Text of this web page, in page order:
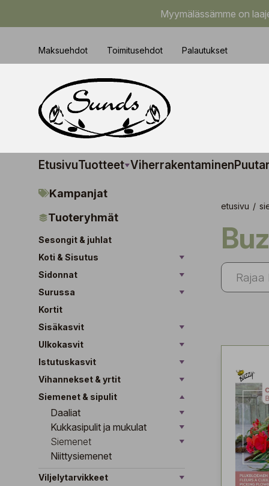
Myymälässämme on
Maksuehdot Toimitusehdot Palautukset
EtusivuTuotteet Viherrakentaminen
Kampanjat
Tuoteryhmät
Sesongit & juhlat
Koti & Sisutus
Sidonnat
Surussa
Kortit
Sisäkasvit
Ulkokasvit
Istutuskasvit
Vihannekset & yrtit
Siemenet & sipulit
Daaliat
Kukkasipulit ja mukulat
Siemenet
Niittysiemenet
Viljelytarvikkeet
etusivu /